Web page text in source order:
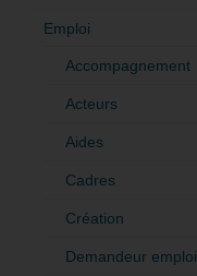
Emploi
Accompagnement
Acteurs
Aides
Cadres
Création
Demandeur emploi